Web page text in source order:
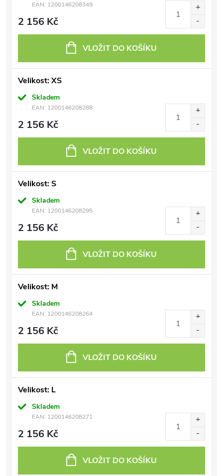
EAN: 1200146208349
2 156 Kč
VLOŽIT DO KOŠÍKU
Velikost: XS
Skladem
EAN: 1200146208288
2 156 Kč
VLOŽIT DO KOŠÍKU
Velikost: S
Skladem
EAN: 1200146208295
2 156 Kč
VLOŽIT DO KOŠÍKU
Velikost: M
Skladem
EAN: 1200146208264
2 156 Kč
VLOŽIT DO KOŠÍKU
Velikost: L
Skladem
EAN: 1200146208271
2 156 Kč
VLOŽIT DO KOŠÍKU